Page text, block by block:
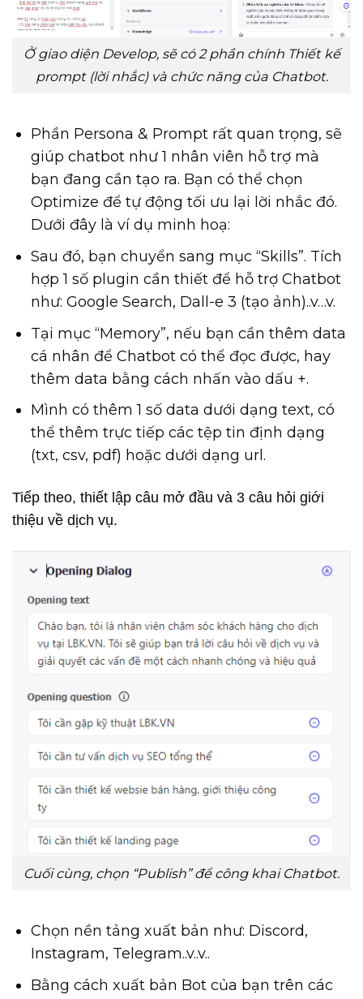
Ở giao diện Develop, sẽ có 2 phần chính Thiết kế
prompt (lời nhắc) và chức năng của Chatbot.
Phần Persona & Prompt rất quan trọng, sẽ
giúp chatbot như 1 nhân viên hỗ trợ mà
bạn đang cần tạo ra. Bạn có thể chọn
Optimize để tự động tối ưu lại lời nhắc đó.
Dưới đây là ví dụ minh hoạ:
Sau đó, bạn chuyển sang mục “Skills”. Tích
hợp 1 số plugin cần thiết để hỗ trợ Chatbot
như: Google Search, Dall-e 3 (tạo ảnh)..v…v.
Tại mục “Memory”, nếu bạn cần thêm data
cá nhân để Chatbot có thể đọc được, hay
thêm data bằng cách nhấn vào dấu +.
Mình có thêm 1 số data dưới dạng text, có
thể thêm trực tiếp các tệp tin định dạng
(txt, csv, pdf) hoặc dưới dạng url.
Tiếp theo, thiết lập câu mở đầu và 3 câu hỏi giới
thiệu về dịch vụ.
Cuối cùng, chọn “Publish” để công khai Chatbot.
Chọn nền tảng xuất bản như: Discord,
Instagram, Telegram..v..v..
Bằng cách xuất bản Bot của bạn trên các